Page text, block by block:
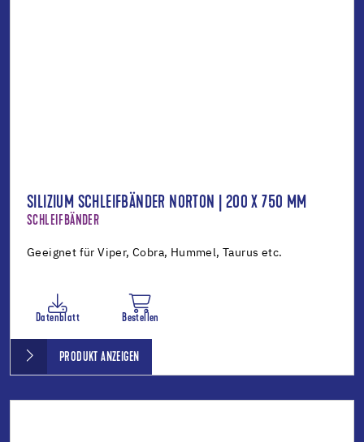
SILIZIUM SCHLEIFBÄNDER NORTON | 200 X 750 MM
SCHLEIFBÄNDER
Geeignet für Viper, Cobra, Hummel, Taurus etc.
Datenblatt Bestellen
PRODUKT ANZEIGEN